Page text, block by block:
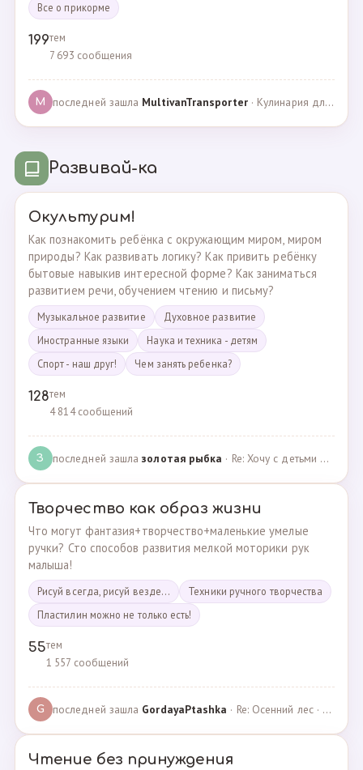
Все о прикорме
199тем
7 693 сообщения
M последней зашла MultivanTransporter· Кулинария для более старших · 24.10.2024
Развивай-ка
Окультурим!
Как познакомить ребёнка с окружающим миром, миром
природы? Как развивать логику? Как привить ребёнку
бытовые навыкив интересной форме? Как заниматься
развитием речи, обучением чтению и письму?
Музыкальное развитие
Духовное развитие
Иностранные языки
Наука и техника - детям
Спорт - наш друг!
Чем занять ребенка?
128тем
4 814 сообщений
З последней зашлазолотая рыбка · Re: Хочу с детьми поехать на следующей неделе в Сан… · 19.05.2024
Творчество как образ жизни
Что могут фантазия+творчество+маленькие умелые
ручки? Сто способов развития мелкой моторики рук
малыша!
Рисуй всегда, рисуй везде...
Техники ручного творчества
Пластилин можно не только есть!
55тем
1 557 сообщений
G последней зашла GordayaPtashka · Re: Осенний лес · 05.05.2022
Чтение без принуждения